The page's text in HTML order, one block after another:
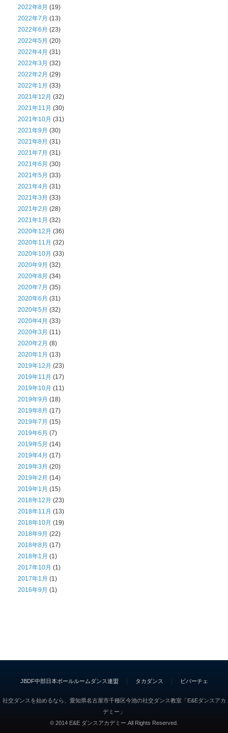
2022年8月 (19)
2022年7月 (13)
2022年6月 (23)
2022年5月 (20)
2022年4月 (31)
2022年3月 (32)
2022年2月 (29)
2022年1月 (33)
2021年12月 (32)
2021年11月 (30)
2021年10月 (31)
2021年9月 (30)
2021年8月 (31)
2021年7月 (31)
2021年6月 (30)
2021年5月 (33)
2021年4月 (31)
2021年3月 (33)
2021年2月 (28)
2021年1月 (32)
2020年12月 (36)
2020年11月 (32)
2020年10月 (33)
2020年9月 (32)
2020年8月 (34)
2020年7月 (35)
2020年6月 (31)
2020年5月 (32)
2020年4月 (33)
2020年3月 (11)
2020年2月 (8)
2020年1月 (13)
2019年12月 (23)
2019年11月 (17)
2019年10月 (11)
2019年9月 (18)
2019年8月 (17)
2019年7月 (15)
2019年6月 (7)
2019年5月 (14)
2019年4月 (17)
2019年3月 (20)
2019年2月 (14)
2019年1月 (15)
2018年12月 (23)
2018年11月 (13)
2018年10月 (19)
2018年9月 (22)
2018年8月 (17)
2018年1月 (1)
2017年10月 (1)
2017年1月 (1)
2016年9月 (1)
JBDF中部日本ボールルームダンス連盟 ｜ タカダンス ｜ ビバーチェ
社交ダンスを始めるなら、愛知県名古屋市千種区今池の社交ダンス教室「E&Eダンスアカ
デミー」
© 2014 E&E ダンスアカデミー.All Rights Reserved.